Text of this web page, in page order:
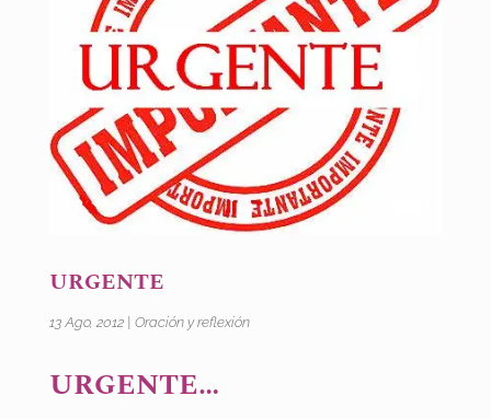
URGENTE
13 Ago, 2012| Oración y reflexión
URGENTE…